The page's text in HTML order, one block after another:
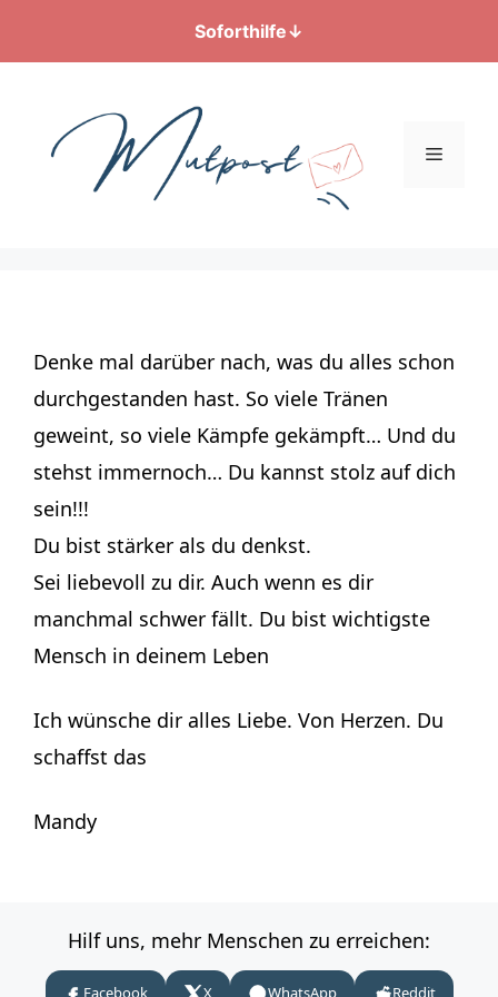
Soforthilfe↓
springen
Menü
Denke mal darüber nach, was du alles schon
durchgestanden hast. So viele Tränen
geweint, so viele Kämpfe gekämpft… Und du
stehst immernoch… Du kannst stolz auf dich
sein!!!
Du bist stärker als du denkst.
Sei liebevoll zu dir. Auch wenn es dir
manchmal schwer fällt. Du bist wichtigste
Mensch in deinem Leben
Ich wünsche dir alles Liebe. Von Herzen. Du
schaffst das
Mandy
Hilf uns, mehr Menschen zu erreichen:
Facebook X WhatsApp Reddit